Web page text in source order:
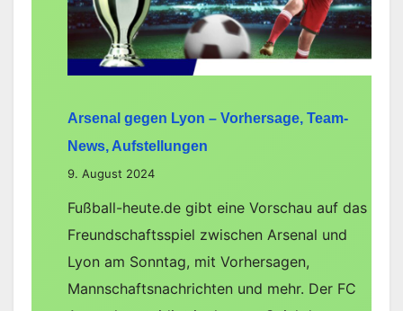
&
Tipp)
Arsenal gegen Lyon – Vorhersage, Team-
News, Aufstellungen
9. August 2024
Fußball-heute.de gibt eine Vorschau auf das
Freundschaftsspiel zwischen Arsenal und
Lyon am Sonntag, mit Vorhersagen,
Mannschaftsnachrichten und mehr. Der FC